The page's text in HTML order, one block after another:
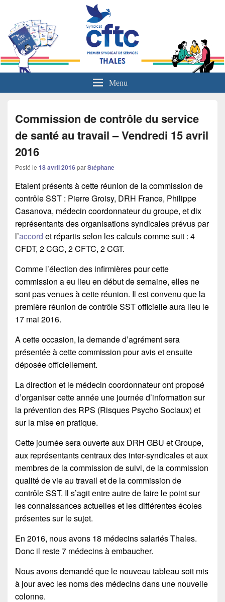
L'actualité sociale du groupe Thales
Menu
Commission de contrôle du service
de santé au travail – Vendredi 15 avril
2016
Posté le 18 avril 2016parStéphane
Etaient présents à cette réunion de la commission de
contrôle SST : Pierre Groisy, DRH France, Philippe
Casanova, médecin coordonnateur du groupe, et dix
représentants des organisations syndicales prévus par
l’accord et répartis selon les calculs comme suit : 4
CFDT, 2 CGC, 2 CFTC, 2 CGT.
Comme l’élection des infirmières pour cette
commission a eu lieu en début de semaine, elles ne
sont pas venues à cette réunion. Il est convenu que la
première réunion de contrôle SST officielle aura lieu le
17 mai 2016.
A cette occasion, la demande d’agrément sera
présentée à cette commission pour avis et ensuite
déposée officiellement.
La direction et le médecin coordonnateur ont proposé
d’organiser cette année une journée d’information sur
la prévention des RPS (Risques Psycho Sociaux) et
sur la mise en pratique.
Cette journée sera ouverte aux DRH GBU et Groupe,
aux représentants centraux des inter-syndicales et aux
membres de la commission de suivi, de la commission
qualité de vie au travail et de la commission de
contrôle SST. Il s’agit entre autre de faire le point sur
les connaissances actuelles et les différentes écoles
présentes sur le sujet.
En 2016, nous avons 18 médecins salariés Thales.
Donc il reste 7 médecins à embaucher.
Nous avons demandé que le nouveau tableau soit mis
à jour avec les noms des médecins dans une nouvelle
colonne.